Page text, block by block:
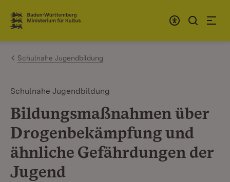
Zum Inhalt springen
Link zur Startseite
Schulnahe Jugendbildung
Schulnahe Jugendbildung
Bildungsmaßnahmen über
Drogenbekämpfung und
ähnliche Gefährdungen der
Jugend